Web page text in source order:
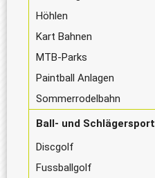
Höhlen
Kart Bahnen
MTB-Parks
Paintball Anlagen
Sommerrodelbahn
Ball- und Schlägersport
Discgolf
Fussballgolf